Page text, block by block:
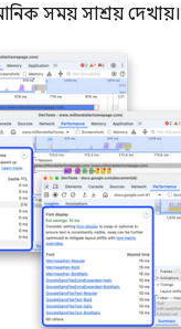
সময় সাশ্রয় দেখায়।